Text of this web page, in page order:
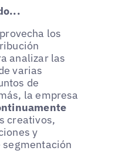
los
analizar las
varias
de
la empresa
creativos,
y